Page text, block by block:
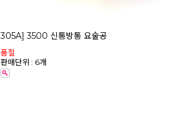
305A] 3500 신통방통 요술공
품절
판매단위 : 6개